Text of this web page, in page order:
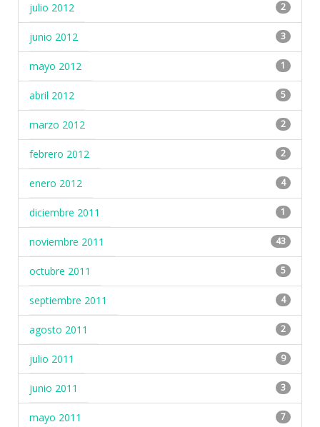
julio 2012 2
junio 2012 3
mayo 2012 1
abril 2012 5
marzo 2012 2
febrero 2012 2
enero 2012 4
diciembre 2011 1
noviembre 2011 43
octubre 2011 5
septiembre 2011 4
agosto 2011 2
julio 2011 9
junio 2011 3
mayo 2011 7